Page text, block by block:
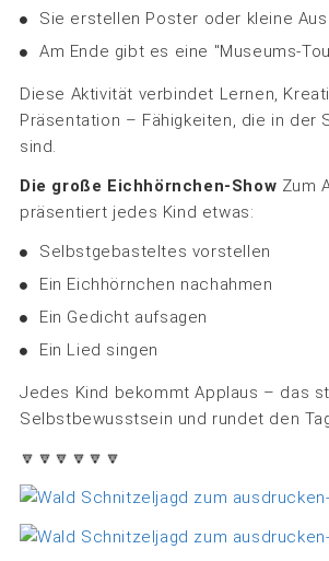
Sie erstellen Poster oder kleine
Am Ende gibt es eine "Museums-
Diese Aktivität verbindet Lernen,
Präsentation – Fähigkeiten, die in der
sind.
Die große Eichhörnchen-Show Zum
präsentiert jedes Kind etwas:
Selbstgebasteltes vorstellen
Ein Eichhörnchen nachahmen
Ein Gedicht aufsagen
Ein Lied singen
Jedes Kind bekommt Applaus – das
Selbstbewusstsein und rundet den
🔽🔽🔽🔽🔽🔽